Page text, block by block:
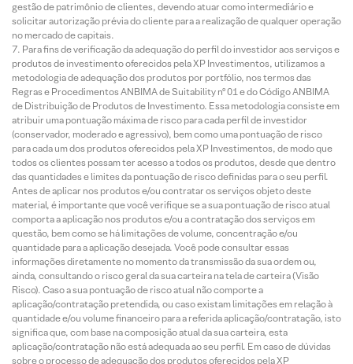
gestão de patrimônio de clientes, devendo atuar como intermediário e
solicitar autorização prévia do cliente para a realização de qualquer operação
no mercado de capitais.
Para fins de verificação da adequação do perfil do investidor aos serviços e
produtos de investimento oferecidos pela XP Investimentos, utilizamos a
metodologia de adequação dos produtos por portfólio, nos termos das
Regras e Procedimentos ANBIMA de Suitability nº 01 e do Código ANBIMA
de Distribuição de Produtos de Investimento. Essa metodologia consiste em
atribuir uma pontuação máxima de risco para cada perfil de investidor
(conservador, moderado e agressivo), bem como uma pontuação de risco
para cada um dos produtos oferecidos pela XP Investimentos, de modo que
todos os clientes possam ter acesso a todos os produtos, desde que dentro
das quantidades e limites da pontuação de risco definidas para o seu perfil.
Antes de aplicar nos produtos e/ou contratar os serviços objeto deste
material, é importante que você verifique se a sua pontuação de risco atual
comporta a aplicação nos produtos e/ou a contratação dos serviços em
questão, bem como se há limitações de volume, concentração e/ou
quantidade para a aplicação desejada. Você pode consultar essas
informações diretamente no momento da transmissão da sua ordem ou,
ainda, consultando o risco geral da sua carteira na tela de carteira (Visão
Risco). Caso a sua pontuação de risco atual não comporte a
aplicação/contratação pretendida, ou caso existam limitações em relação à
quantidade e/ou volume financeiro para a referida aplicação/contratação, isto
significa que, com base na composição atual da sua carteira, esta
aplicação/contratação não está adequada ao seu perfil. Em caso de dúvidas
sobre o processo de adequação dos produtos oferecidos pela XP